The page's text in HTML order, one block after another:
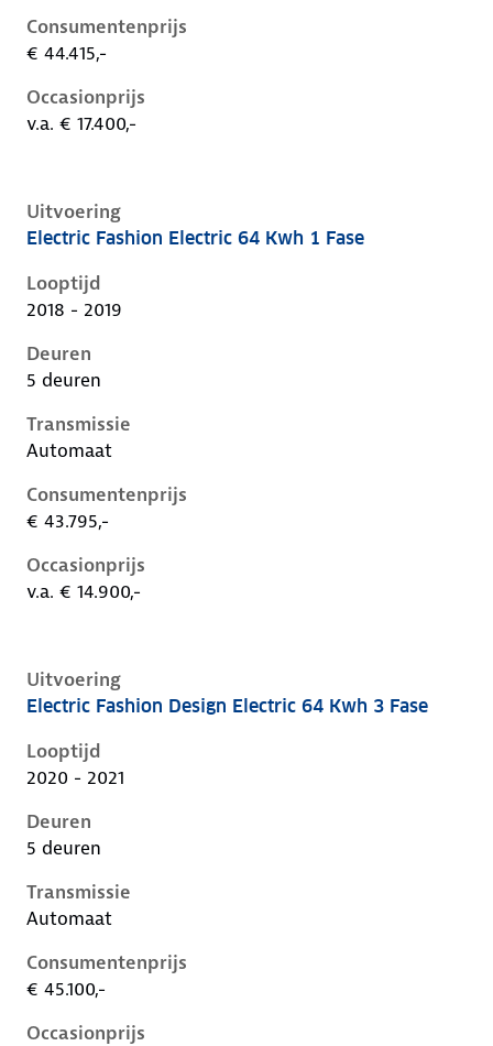
Consumentenprijs
€ 44.415,-
Occasionprijs
v.a. € 17.400,-
Uitvoering
Hyundai Kona i, electric 64 kwh 1 fase, 150 kW,
Electric Fashion Electric 64 Kwh 1 Fase
Looptijd
2018 - 2019
Deuren
5 deuren
Transmissie
Automaat
Consumentenprijs
€ 43.795,-
Occasionprijs
v.a. € 14.900,-
Uitvoering
Hyundai Kona i, electric 64 kwh 3 fase, 150 kW,
Electric Fashion Design Electric 64 Kwh 3 Fase
Looptijd
2020 - 2021
Deuren
5 deuren
Transmissie
Automaat
Consumentenprijs
€ 45.100,-
Occasionprijs